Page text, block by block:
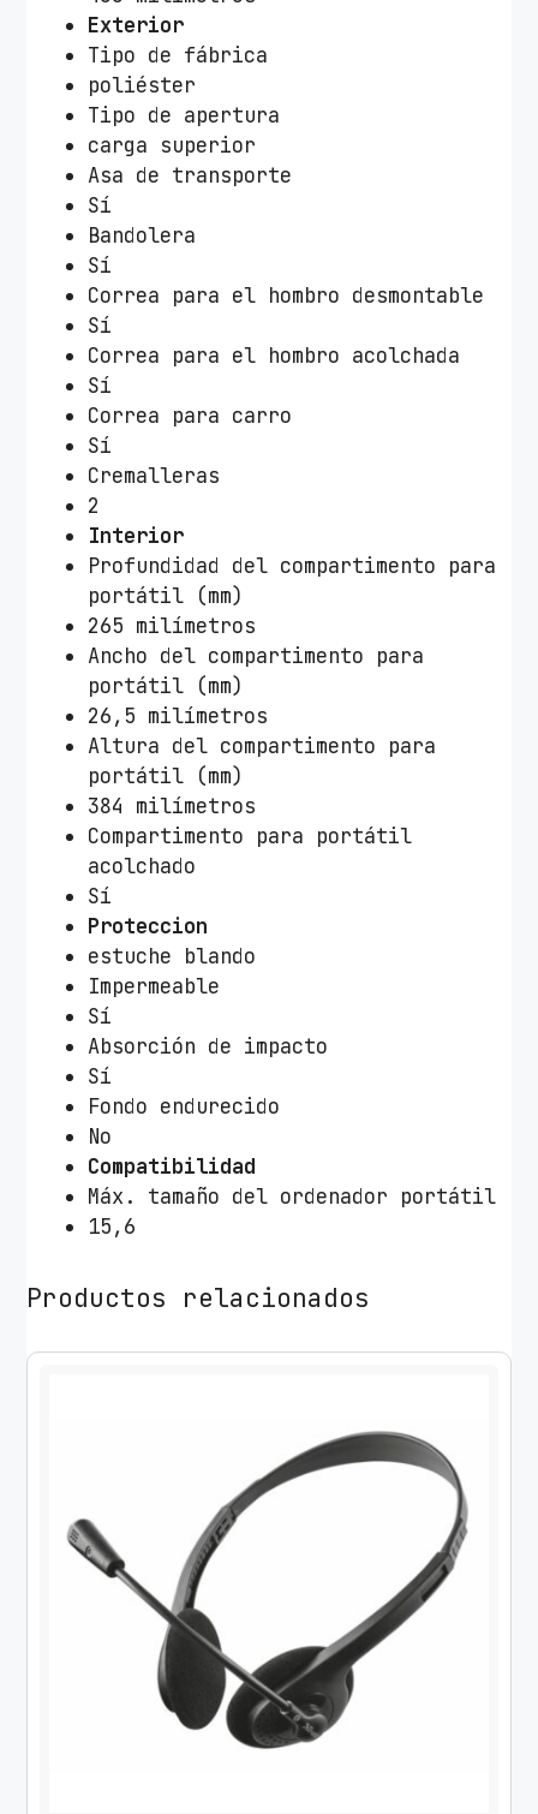
Exterior
Tipo de fábrica
poliéster
Tipo de apertura
carga superior
Asa de transporte
Sí
Bandolera
Sí
Correa para el hombro desmontable
Sí
Correa para el hombro acolchada
Sí
Correa para carro
Sí
Cremalleras
2
Interior
Profundidad del compartimento para
portátil (mm)
265 milímetros
Ancho del compartimento para
portátil (mm)
26,5 milímetros
Altura del compartimento para
portátil (mm)
384 milímetros
Compartimento para portátil
acolchado
Sí
Proteccion
estuche blando
Impermeable
Sí
Absorción de impacto
Sí
Fondo endurecido
No
Compatibilidad
Máx. tamaño del ordenador portátil
15,6
Productos relacionados